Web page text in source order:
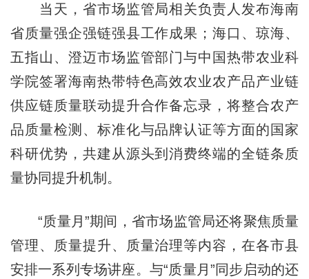
当天，省市场监管局相关负责人发布海南
省质量强企强链强县工作成果；海口、琼海、
五指山、澄迈市场监管部门与中国热带农业科
学院签署海南热带特色高效农业农产品产业链
供应链质量联动提升合作备忘录，将整合农产
品质量检测、标准化与品牌认证等方面的国家
科研优势，共建从源头到消费终端的全链条质
量协同提升机制。
“质量月”期间，省市场监管局还将聚焦质量
管理、质量提升、质量治理等内容，在各市县
安排一系列专场讲座。与“质量月”同步启动的还